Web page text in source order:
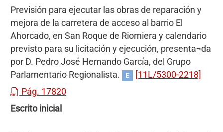
Previsión para ejecutar las obras de reparación y
mejora de la carretera de acceso al barrio El
Ahorcado, en San Roque de Riomiera y calendario
previsto para su licitación y ejecución, presenta¬da
por D. Pedro José Hernando García, del Grupo
Parlamentario Regionalista.
E
[11L/5300-2218]
Pág. 17820
Escrito inicial